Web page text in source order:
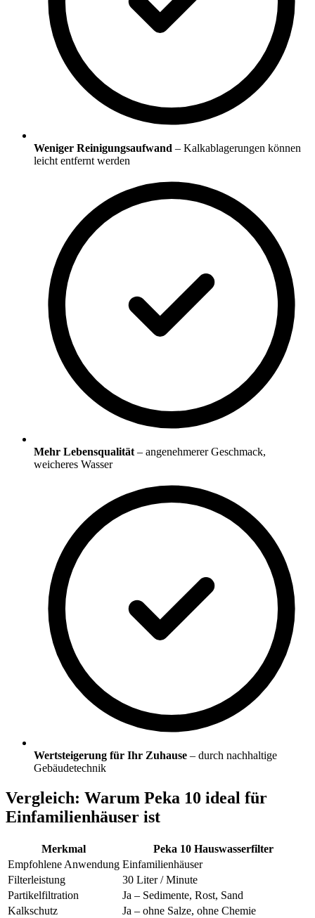
Weniger Reinigungsaufwand – Kalkablagerungen können
leicht entfernt werden
Mehr Lebensqualität – angenehmerer Geschmack,
weicheres Wasser
Wertsteigerung für Ihr Zuhause – durch nachhaltige
Gebäudetechnik
Vergleich: Warum Peka 10 ideal für
Einfamilienhäuser ist
Merkmal
Peka 10 Hauswasserfilter
Empfohlene Anwendung Einfamilienhäuser
Filterleistung
30 Liter / Minute
Partikelfiltration
Ja – Sedimente, Rost, Sand
Kalkschutz
Ja – ohne Salze, ohne Chemie